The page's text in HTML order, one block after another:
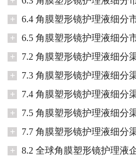
+
6.4 角膜塑形镜护理液细分
+
6.5 角膜塑形镜护理液细分
+
7.2 角膜塑形镜护理液细分
+
7.3 角膜塑形镜护理液细分
+
7.4 角膜塑形镜护理液细分
+
7.5 角膜塑形镜护理液细分
+
7.7 角膜塑形镜护理液细分
+
8.2 全球角膜塑形镜护理液